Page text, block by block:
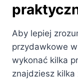
Aby lepiej
przydawkowe
wykonać kilka
znajdziesz